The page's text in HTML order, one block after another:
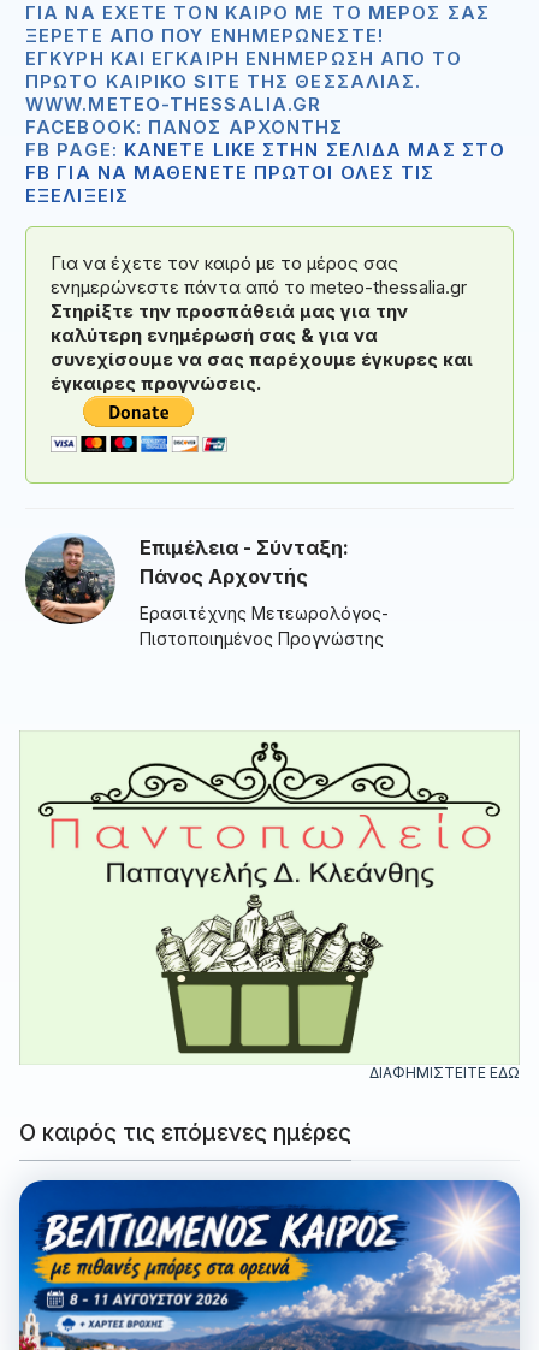
ΓΙΑ ΝΑ ΈΧΕΤΕ ΤΟΝ ΚΑΙΡΌ ΜΕ ΤΟ ΜΈΡΟΣ ΣΑΣ
ΞΈΡΕΤΕ ΑΠΟ ΠΟΥ ΕΝΗΜΕΡΏΝΕΣΤΕ!
ΈΓΚΥΡΗ ΚΑΙ ΈΓΚΑΙΡΗ ΕΝΗΜΈΡΩΣΗ ΑΠΟ ΤΟ
ΠΡΏΤΟ ΚΑΙΡΙΚΌ SITE ΤΗΣ ΘΕΣΣΑΛΊΑΣ.
WWW.METEO-THESSALIA.GR
FACEBOOK: ΠΆΝΟΣ ΑΡΧΟΝΤΉΣ
FB PAGE: ΚΑΝΕΤΕ LIKE ΣΤΗΝ ΣΕΛΙΔΑ ΜΑΣ ΣΤΟ
FB ΓΙΑ ΝΑ ΜΑΘΕΝΕΤΕ ΠΡΩΤΟΙ ΟΛΕΣ ΤΙΣ
ΕΞΕΛΙΞΕΙΣ
Για να έχετε τον καιρό με το μέρος σας
ενημερώνεστε πάντα από το meteo-thessalia.gr
Στηρίξτε την προσπάθειά μας για την
καλύτερη ενημέρωσή σας & για να
συνεχίσουμε να σας παρέχουμε έγκυρες και
έγκαιρες προγνώσεις.
Επιμέλεια - Σύνταξη:
Πάνος Αρχοντής
Ερασιτέχνης Μετεωρολόγος-
Πιστοποιημένος Προγνώστης
ΔΙΑΦΗΜΙΣΤΕΙΤΕ ΕΔΩ
Ο καιρός τις επόμενες ημέρες